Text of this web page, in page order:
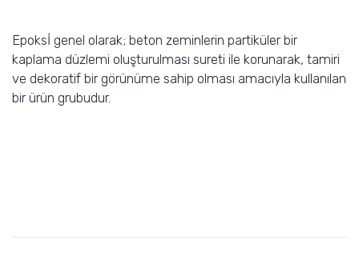
Epoksİ genel olarak; beton zeminlerin partiküler bir
kaplama düzlemi oluşturulması sureti ile korunarak, tamiri
ve dekoratif bir görünüme sahip olması amacıyla kullanılan
bir ürün grubudur.